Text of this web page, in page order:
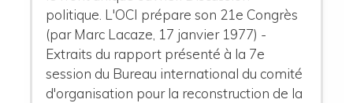
politique. L'OCI prépare son 21e Congrès
(par Marc Lacaze, 17 janvier 1977) -
Extraits du rapport présenté à la 7e
session du Bureau international du comité
d'organisation pour la reconstruction de la